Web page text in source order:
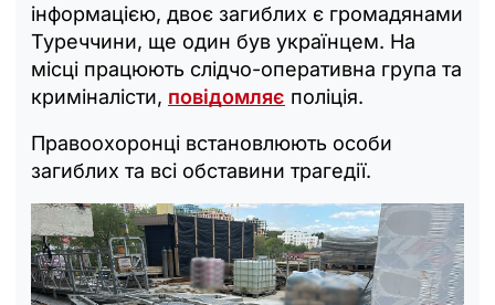
інформацією, двоє загиблих є громадянами
Туреччини, ще один був українцем. На
місці працюють слідчо-оперативна група та
криміналісти, повідомляє поліція.
Правоохоронці встановлюють особи
загиблих та всі обставини трагедії.